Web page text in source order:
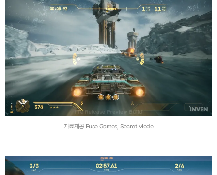
자료제공 Fuse Games, Secret Mode